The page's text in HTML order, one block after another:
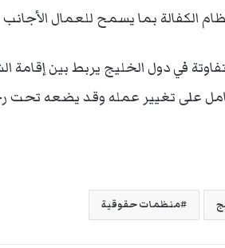
الكفالة بما يسمح للعمال
في دول الخليج يربط بين
على تغيير عمله وقد يضعه
منظمات حقوقية